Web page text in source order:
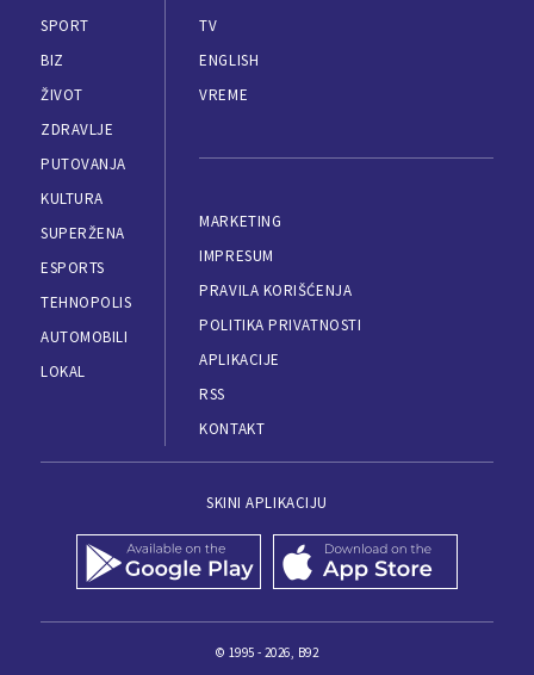
SPORT
BIZ
ŽIVOT
ZDRAVLJE
PUTOVANJA
KULTURA
SUPERŽENA
ESPORTS
TEHNOPOLIS
AUTOMOBILI
LOKAL
TV
ENGLISH
VREME
MARKETING
IMPRESUM
PRAVILA KORIŠĆENJA
POLITIKA PRIVATNOSTI
APLIKACIJE
RSS
KONTAKT
SKINI APLIKACIJU
© 1995 - 2026, B92